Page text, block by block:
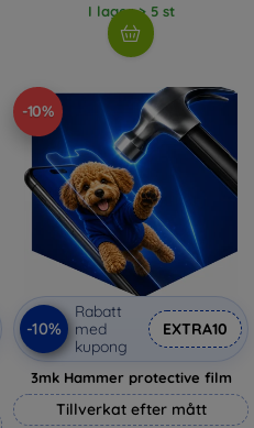
I lager > 5 st
-10%
-10%
Rabatt
med
kupong
EXTRA10
3mk Hammer protective film
Tillverkat efter mått